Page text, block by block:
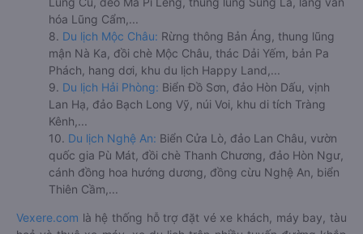
hóa Lũng Cẩm,...
8. Du lịch Mộc Châu: Rừng thông Bản Áng, thung lũng
mận Nà Ka, đồi chè Mộc Châu, thác Dải Yếm, bản Pa
Phách, hang dơi, khu du lịch Happy Land,...
9. Du lịch Hải Phòng: Biển Đồ Sơn, đảo Hòn Dấu, vịnh
Lan Hạ, đảo Bạch Long Vỹ, núi Voi, khu di tích Tràng
Kênh,...
10. Du lịch Nghệ An: Biển Cửa Lò, đảo Lan Châu, vườn
quốc gia Pù Mát, đồi chè Thanh Chương, đảo Hòn Ngư,
cánh đồng hoa hướng dương, đồng cừu Nghệ An, biển
Thiên Cầm,...
Vexere.com là hệ thống hỗ trợ đặt vé xe khách, máy bay, tàu